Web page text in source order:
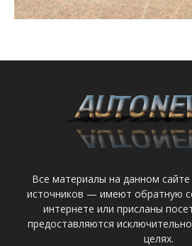
Все материалы на данном
источников — имеют обратную
интернете или присланы
предоставляются
целях.